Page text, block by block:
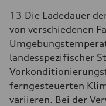
13 Die Ladedauer
von verschiedenen
landesspezifischer
ferngesteuerten
variieren. Bei der